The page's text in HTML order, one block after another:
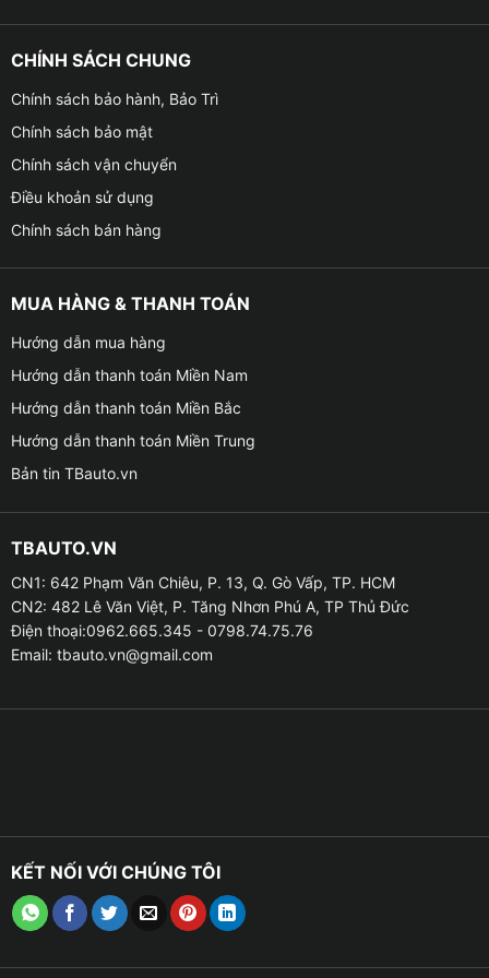
✦ Đảm bảo độ an toàn cho người dùng.
chống chịu lực tốt.
✦ Tăng phong cách và sự sang trọng cho chiếc xe
✦ Mang đến cảm giác nhẹ nhàng êm ái và dễ chịu cho
người sử dụng
khoá cốp thì cửa cốp sau của các dòng xe Sedan như
Honda Accord, Honda City, Toyota Vios… sẽ được hé
một chút. Muốn mở cốp xe chúng ta phải sử dụng tay
nâng cốp lên, điều này thực sự là một vấn đề lớn với
những ai đang mang vác vật nặng hoặc vận chuyển đồ
CHÍNH SÁCH CHUNG
Chính sách bảo hành, Bảo Trì
Chính sách bảo mật
Chính sách vận chuyển
Điều khoản sử dụng
Chính sách bán hàng
MUA HÀNG & THANH TOÁN
Hướng dẫn mua hàng
Hướng dẫn thanh toán Miền Nam
Hướng dẫn thanh toán Miền Bắc
Hướng dẫn thanh toán Miền Trung
Bản tin TBauto.vn
TBAUTO.VN
CN1: 642 Phạm Văn Chiêu, P. 13, Q. Gò Vấp, TP. HCM
CN2: 482 Lê Văn Việt, P. Tăng Nhơn Phú A, TP Thủ Đức
Điện thoại:0962.665.345 - 0798.74.75.76
Email: tbauto.vn@gmail.com
KẾT NỐI VỚI CHÚNG TÔI